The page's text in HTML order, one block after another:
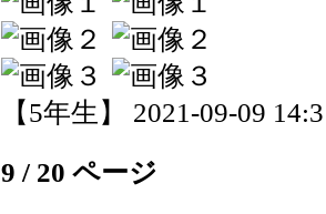
【5年生】 2021-09-09
9 / 20 ページ